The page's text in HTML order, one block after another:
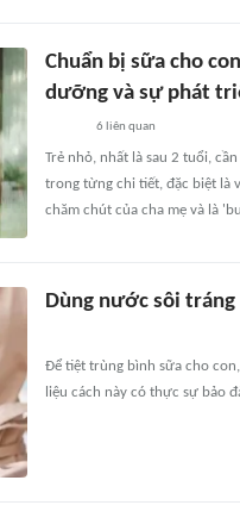
Chuẩn bị sữa cho
dưỡng và sự phát
6 liên quan
Trẻ nhỏ, nhất là sau 2 tuổi,
trong từng chi tiết, đặc biệt là
chăm chút của cha mẹ và là
Dùng nước sôi
Để tiệt trùng bình sữa cho
liệu cách này có thực sự bảo